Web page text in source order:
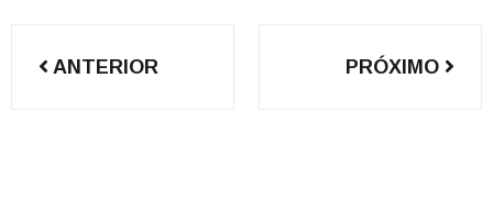
de ANTERIOR PRÓXIMO